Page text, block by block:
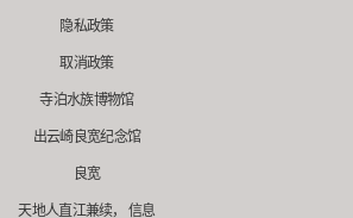
隐私政策
取消政策
寺泊水族博物馆
出云崎良宽纪念馆
良宽
天地人直江兼续， 信息